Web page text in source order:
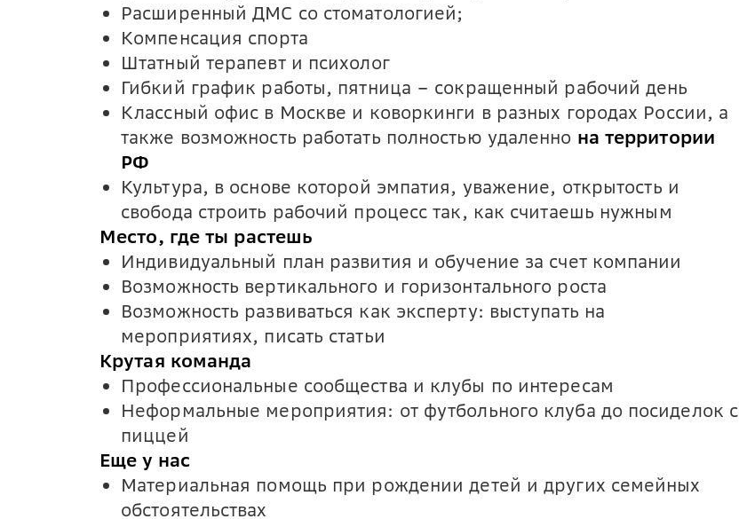
Расширенный ДМС со стоматологией;
Компенсация спорта
Штатный терапевт и психолог
Гибкий график работы, пятница – сокращенный рабочий день
Классный офис в Москве и коворкинги в разных городах России, а
также возможность работать полностью удаленно на территории
РФ
Культура, в основе которой эмпатия, уважение, открытость и
свобода строить рабочий процесс так, как считаешь нужным
Место, где ты растешь
Индивидуальный план развития и обучение за счет компании
Возможность вертикального и горизонтального роста
Возможность развиваться как эксперту: выступать на
мероприятиях, писать статьи
Крутая команда
Профессиональные сообщества и клубы по интересам
Неформальные мероприятия: от футбольного клуба до посиделок с
пиццей
Еще у нас
Материальная помощь при рождении детей и других семейных
обстоятельствах